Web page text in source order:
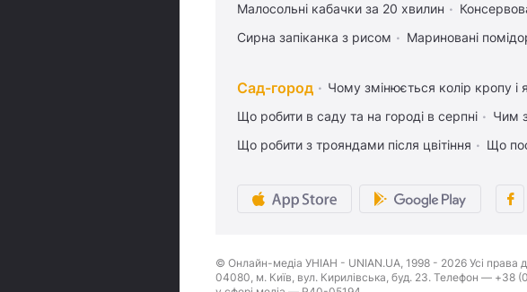
Малосольні кабачки за 20 хвилин
Сирна запіканка з рисом
Мариновані
Сад-город Чому змінюється колір кропу і
Що робити в саду та на городі в серпні
Чим
Що робити з трояндами після цвітіння
Що
© Онлайн-медіа УНІАН - UNIAN.UA, 1998 - 2026 Усі права
04080, м. Київ, вул. Кирилівська, буд. 23. Телефон — +38